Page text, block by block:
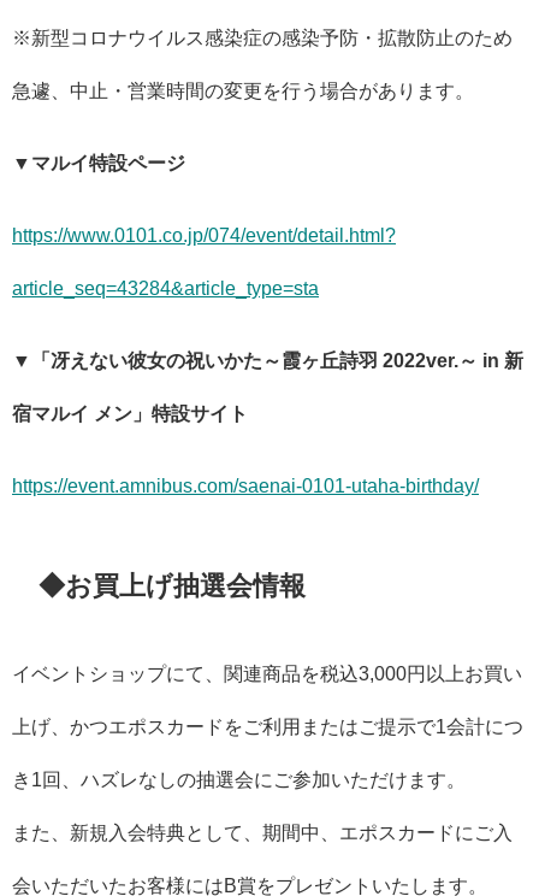
※新型コロナウイルス感染症の感染予防・拡散防止のため
急遽、中止・営業時間の変更を行う場合があります。
▼マルイ特設ページ
https://www.0101.co.jp/074/event/detail.html?
article_seq=43284&article_type=sta
▼「冴えない彼女の祝いかた～霞ヶ丘詩羽 2022ver.～ in 新
宿マルイ メン」特設サイト
https://event.amnibus.com/saenai-0101-utaha-birthday/
◆お買上げ抽選会情報
イベントショップにて、関連商品を税込3,000円以上お買い
上げ、かつエポスカードをご利用またはご提示で1会計につ
き1回、ハズレなしの抽選会にご参加いただけます。
また、新規入会特典として、期間中、エポスカードにご入
会いただいたお客様にはB賞をプレゼントいたします。